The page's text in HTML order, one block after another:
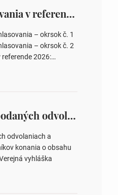
obecných
Schválenie odpredaja
Výsledky hlasovania v referende 2026
– okrsok č. 1
– okrsok č. 2
2026:
…
Oznámenie o podaných odvolaniach a upovedomenie účastníkov konania o obsahu podaných odvolani – Verejná vyhláška
odvolaniach a
konania o obsahu
vyhláška